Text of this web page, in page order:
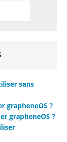
sans
grapheneOS ?
grapheneOS ?